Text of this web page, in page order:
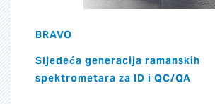
BRAVO
Sljedeća generacija ramanskih
spektrometara za ID i QC/QA